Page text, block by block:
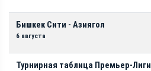
Бишкек Сити - Азиягол
6 августа
Турнирная таблица Премьер-Лиги